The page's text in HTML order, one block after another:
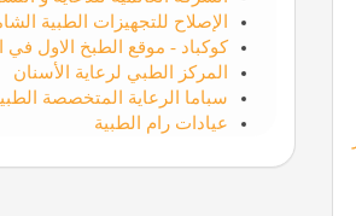
الإصلاح للتجهيزات الطبية
كوكباد - موقع الطبخ الاول في
المركز الطبي لرعاية الأسنان
سباما الرعاية المتخصصة
عيادات رام الطبية